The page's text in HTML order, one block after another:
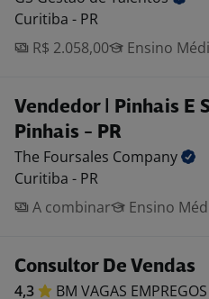
Curitiba - PR
R$ 2.058,00
Ensino
Vendedor | Pinhais E
Pinhais - PR
The Foursales Company
Curitiba - PR
A combinar
Ensino
Consultor De Vendas
4,3 BM VAGAS